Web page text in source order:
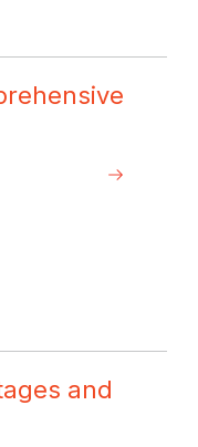
and